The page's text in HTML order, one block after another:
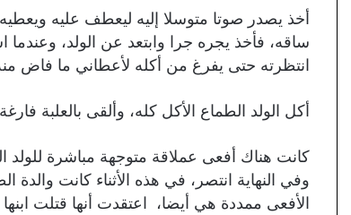
أخذ يصدر صوتا متوسلا إليه ليعطف عليه
ساقه، فأخذ يجره جرا وابتعد عن الولد، وعندما
انتظرته حتى يفرغ من أكله لأعطاني ما فاض
أكل الولد الطماع الأكل كله، وألقى بالعلبة
كانت هناك أفعى عملاقة متوجهة مباشرة للولد
وفي النهاية انتصر، في هذه الأثناء كانت
الأفعى ممددة هي أيضا، اعتقدت أنها قتلت